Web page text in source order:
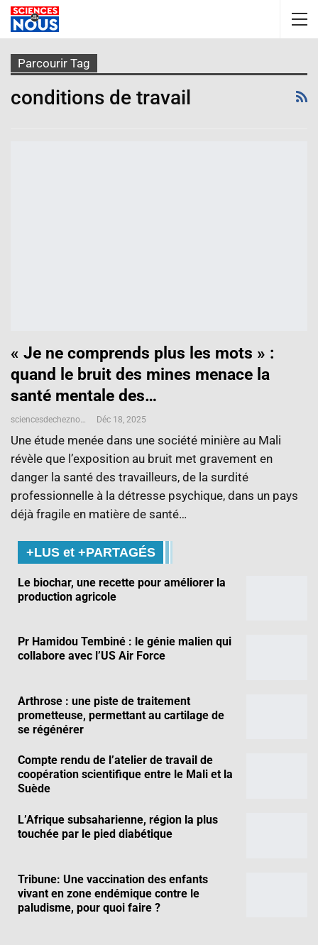
Parcourir Tag
conditions de travail
« Je ne comprends plus les mots » :
quand le bruit des mines menace la
santé mentale des…
sciencesdecheznous@gmail.com Déc 18, 2025
Une étude menée dans une société minière au Mali
révèle que l’exposition au bruit met gravement en
danger la santé des travailleurs, de la surdité
professionnelle à la détresse psychique, dans un pays
déjà fragile en matière de santé…
+LUS et +PARTAGÉS
Le biochar, une recette pour améliorer la
production agricole
Pr Hamidou Tembiné : le génie malien qui
collabore avec l’US Air Force
Arthrose : une piste de traitement
prometteuse, permettant au cartilage de
se régénérer
Compte rendu de l’atelier de travail de
coopération scientifique entre le Mali et la
Suède
L’Afrique subsaharienne, région la plus
touchée par le pied diabétique
Tribune: Une vaccination des enfants
vivant en zone endémique contre le
paludisme, pour quoi faire ?